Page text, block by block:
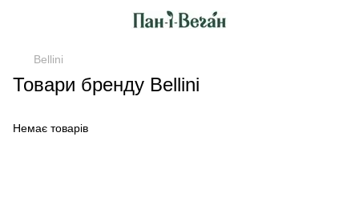
Bellini
Товари бренду Bellini
Немає товарів